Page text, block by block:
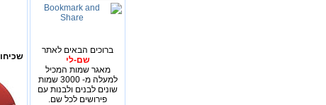
ברוכים הבאים לאתר
שם-לי
מאגר שמות המכיל
למעלה מ- 3000 שמות
שונים לבנים ולבנות עם
פירושים לכל שם.